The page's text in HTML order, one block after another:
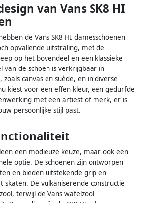
van Vans SK8 HI
de Vans SK8 HI damesschoenen
opvallende uitstraling, met de
op het bovendeel en een klassieke
van de schoen is verkrijgbaar in
canvas en suède, en in diverse
kiest voor een effen kleur, een gedurfde
met een artiest of merk, er is
persoonlijke stijl past.
een modieuze keuze, maar ook een
optie. De schoenen zijn ontworpen
en bieden uitstekende grip en
skaten. De vulkaniserende constructie
terwijl de Vans wafelzool